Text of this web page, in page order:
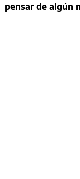
pensar de algún